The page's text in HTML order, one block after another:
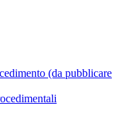
(da pubblicare